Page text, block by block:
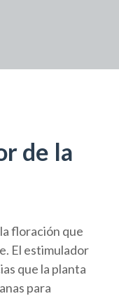
de la
floración que
El estimulador
que la planta
para